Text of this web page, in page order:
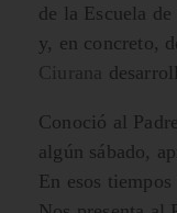
de la Escuela
y, en concreto,
Ciurana
Conoció al
algún sábado,
En esos tiempos